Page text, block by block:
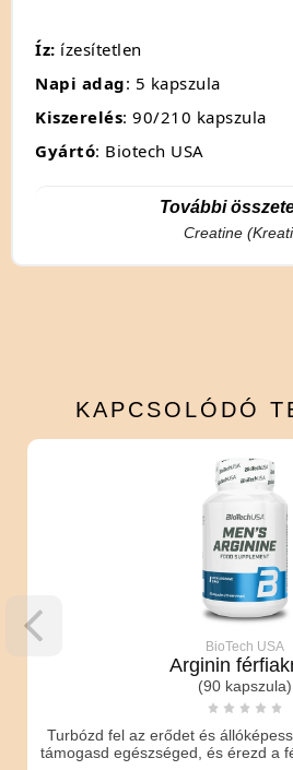
Íz: ízesítetlen
Napi adag: 5 kapszula
Kiszerelés: 90/210 kapszula
Gyártó: Biotech USA
További
Creatine
KAPCSOLÓDÓ
BioTech USA
Arginin
(90 kapszula)
Turbózd fel az erődet és
támogasd egészséged, és érezd a